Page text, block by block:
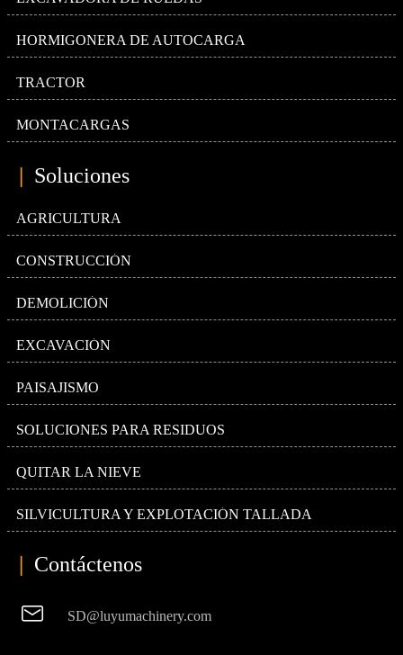
HORMIGONERA DE AUTOCARGA
TRACTOR
MONTACARGAS
| Soluciones
AGRICULTURA
CONSTRUCCIÓN
DEMOLICIÓN
EXCAVACIÓN
PAISAJISMO
SOLUCIONES PARA RESIDUOS
QUITAR LA NIEVE
SILVICULTURA Y EXPLOTACIÓN TALLADA
| Contáctenos
 SD@luyumachinery.com